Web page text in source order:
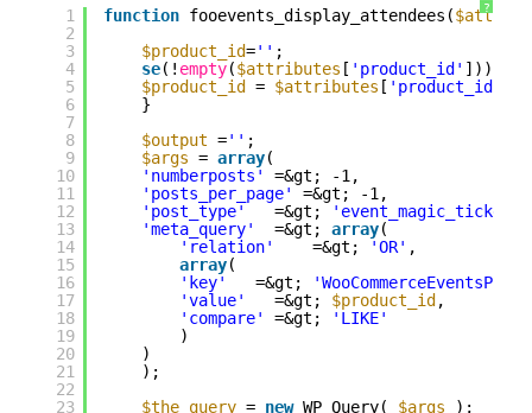
?
1
2
3
4
5
6
7
8
9
10
11
12
13
14
15
16
17
18
19
20
21
22
23
function fooevents_display_attendees(
$product_id='' ;
se(! empty($attributes [ 'product_id' ])) {
$product_id
= $attributes [ 'product_id'
}
$output ='' ;
$args = array(
'numberposts'
=&gt; -1,
'posts_per_page'
=&gt; -1,
'post_type'
=&gt; 'event_magic_tickets'
'meta_query'
=&gt; array(
'relation'
=&gt; 'OR' ,
array(
'key'
=&gt;
'value'
=&gt; $product_id ,
'compare'
=&gt;
'LIKE'
)
)
);
$the_query = new WP_Query( $args
);